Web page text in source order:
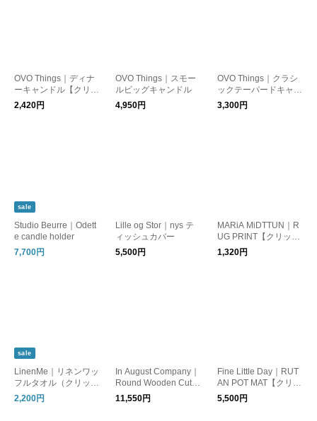
OVO Things｜ディナ
ーキャンドル【クリッ
クポスト対応】
2,420円
OVO Things｜スモー
ルビッグキャンドル
4,950円
OVO Things｜クラシ
ックテーパードキャン
ドル【クリックポスト
対応】
3,300円
sale
Studio Beurre｜Odett
e candle holder
7,700円
Lille og Stor｜nys テ
ィッシュカバー
5,500円
MARiA MiDTTUN｜R
UG PRINT【クリック
ポスト対応】
1,320円
sale
LinenMe｜リネンワッ
フルタオル（クリック
ポスト対応）
2,200円
In August Company｜
Round Wooden Cuttin
g Board
11,550円
Fine Little Day｜RUT
AN POT MAT【クリッ
クポスト対応】
5,500円